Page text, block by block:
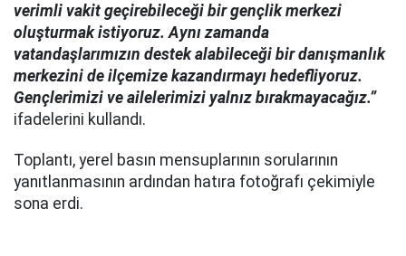
verimli vakit geçirebileceği bir gençlik merkezi
oluşturmak istiyoruz. Aynı zamanda
vatandaşlarımızın destek alabileceği bir danışmanlık
merkezini de ilçemize kazandırmayı hedefliyoruz.
Gençlerimizi ve ailelerimizi yalnız bırakmayacağız.”
ifadelerini kullandı.
Toplantı, yerel basın mensuplarının sorularının
yanıtlanmasının ardından hatıra fotoğrafı çekimiyle
sona erdi.